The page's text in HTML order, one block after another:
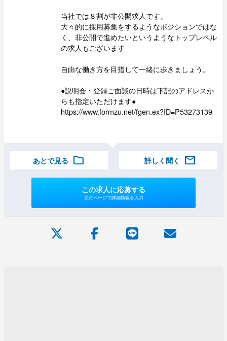
当社では８割が非公開求人です。
大々的に採用募集をするようなポジションではな
く、非公開で進めたいというようなトップレベル
の求人もございます
自由な働き方を目指して一緒に歩きましょう。
●説明会・登録ご面談の日時は下記のアドレスか
らも指定いただけます●
https://www.formzu.net/fgen.ex?ID=P53273139
あとで見る folder 詳しく聞く mail
この求人に応募する
次のページで詳細情報を入力